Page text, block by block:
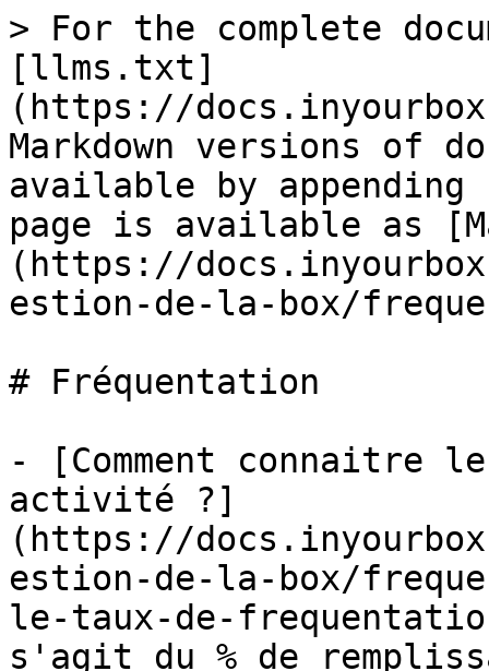
> For the complete
[llms.txt]
(https://
Markdown versions of
available by
page is available as
(https://
estion-de-la-box/
# Fréquentation
- [Comment connaitre
activité ?]
(https://
estion-de-la-box/
le-taux-de-
s'agit du % de